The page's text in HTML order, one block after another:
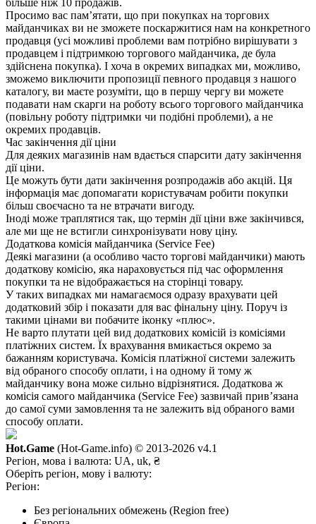
більше ніж 10 продажів.
Просимо вас пам’ятати, що при покупках на торгових
майданчиках ви не зможете поскаржитися нам на конкретного
продавця (усі можливі проблеми вам потрібно вирішувати з
продавцем і підтримкою торгового майданчика, де була
здійснена покупка). І хоча в окремих випадках ми, можливо,
зможемо виключити пропозиції певного продавця з нашого
каталогу, ви маєте розуміти, що в першу чергу ви можете
подавати нам скарги на роботу всього торгового майданчика
(повільну роботу підтримки чи подібні проблеми), а не
окремих продавців.
Час закінчення дії ціни
Для деяких магазинів нам вдається спарсити дату закінчення
дії ціни.
Це можуть бути дати закінчення розпродажів або акцій. Ця
інформація має допомагати користувачам робити покупки
більш своєчасно та не втрачати вигоду.
Іноді може траплятися так, що термін дії ціни вже закінчився,
але ми ще не встигли синхронізувати нову ціну.
Додаткова комісія майданчика (Service Fee)
Деякі магазини (а особливо часто торгові майданчики) мають
додаткову комісію, яка нараховується під час оформлення
покупки та не відображається на сторінці товару.
У таких випадках ми намагаємося одразу врахувати цей
додатковий збір і показати для вас фінальну ціну. Поруч із
такими цінами ви побачите іконку «плюс».
Не варто плутати цей вид додаткових комісій із комісіями
платіжних систем. Їх врахування вмикається окремо за
бажанням користувача. Комісія платіжної системи залежить
від обраного способу оплати, і на одному й тому ж
майданчику вона може сильно відрізнятися. Додаткова ж
комісія самого майданчика (Service Fee) зазвичай прив’язана
до самої суми замовлення та не залежить від обраного вами
способу оплати.
Hot.Game (Hot-Game.info) © 2013-2026 v4.1
Регіон, мова і валюта: UA, uk, ₴
Оберіть регіон, мову і валюту:
Регіон:
Без регіональних обмежень (Region free)